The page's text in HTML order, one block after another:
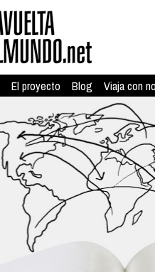
El proyecto Blog Viaja con